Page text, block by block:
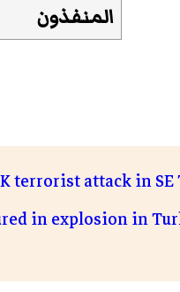
المنفذون
terrorist attack in
in explosion in